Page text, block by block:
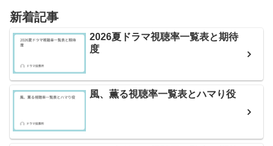
新着記事
2026夏ドラマ視聴率一覧表と期待
度
風、薫る視聴率一覧表とハマり役